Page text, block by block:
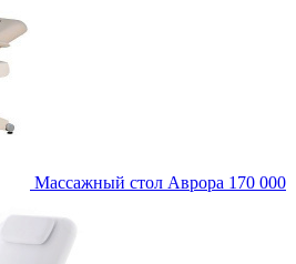
Массажный стол Аврора 170 000